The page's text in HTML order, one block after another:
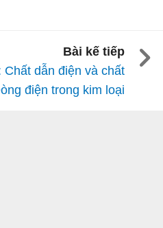
Bài kế tiếp
Chất dẫn điện và chất
điện trong kim loại